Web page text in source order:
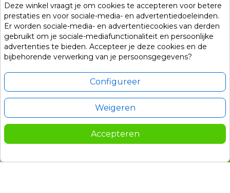
Deze winkel vraagt je om cookies te accepteren voor betere
prestaties en voor sociale-media- en advertentiedoeleinden.
Er worden sociale-media- en advertentiecookies van derden
gebruikt om je sociale-mediafunctionaliteit en persoonlijke
advertenties te bieden. Accepteer je deze cookies en de
bijbehorende verwerking van je persoonsgegevens?
Configureer
Weigeren
Accepteren